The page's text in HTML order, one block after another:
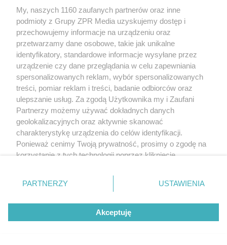
Prostsze plecy i
mniej bólu w 6
tygodni. Te ćwiczenia
pomagają
zmniejszyć wdowi
Zdrowie jamy
ustnej nie jedzie na
urlop. Dlaczego
podczas wakacji nie
warto zapominać o
przestrzeniach
międzyzębowych?
Nie tylko jelita. Ta
częstotliwość
mieć znaczenie dla
całego organizmu
REDAKTOR NACZELNA
POLECA
My, naszych 1160 zaufanych partnerów oraz inne
podmioty z Grupy ZPR Media uzyskujemy dostęp i
przechowujemy informacje na urządzeniu oraz
przetwarzamy dane osobowe, takie jak unikalne
identyfikatory, standardowe informacje wysyłane przez
urządzenie czy dane przeglądania w celu zapewniania
spersonalizowanych reklam, wybór spersonalizowanych
treści, pomiar reklam i treści, badanie odbiorców oraz
ulepszanie usług. Za zgodą Użytkownika my i Zaufani
Partnerzy możemy używać dokładnych danych
geolokalizacyjnych oraz aktywnie skanować
charakterystykę urządzenia do celów identyfikacji.
Ponieważ cenimy Twoją prywatność, prosimy o zgodę na
korzystanie z tych technologii poprzez kliknięcie
zmienić/wycofać klikając przycisk ustawień prywatności
znajdujący się w lewym dolnym rogu strony
rodzaje przetwarzania danych nie wymagają zgody
użytkownika, ale masz prawo sprzeciwić się takiemu
przetwarzaniu. Preferencje będą miały zastosowanie tylko
PARTNERZY USTAWIENIA
Akceptuję